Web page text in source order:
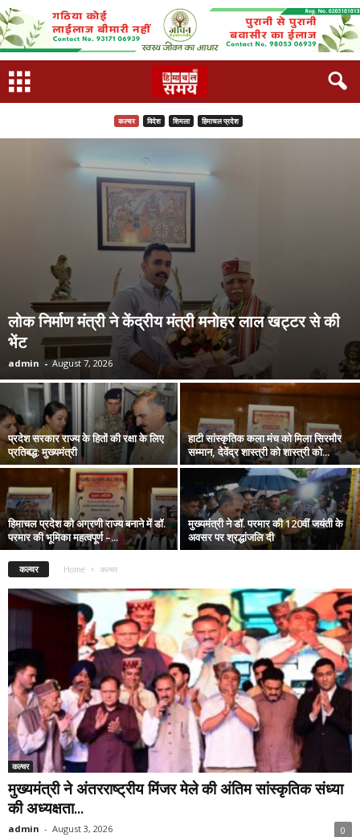
कल्चर विदेश शिमला हिमाचल प्रदेश
लोक निर्माण मंत्री ने केंद्रीय मंत्री मनोहर लाल खट्टर से की
भेंट
admin - August 7, 2026
प्रदेश सरकार राज्य के हितों की रक्षा के लिए
प्रतिबद्ध: मुख्यमंत्री
हाटी सांस्कृतिक कला मंच को मिला सिरमौर
सम्मान, देवेंद्र शास्त्री को शास्त्री को...
हिमाचल प्रदेश को अग्रणी राज्य बनाने में डॉ.
परमार की भूमिका महत्वपूर्ण –...
मुख्यमंत्री ने डॉ. परमार की 120वीं जयंती के
अवसर पर श्रद्धांजलि दी
कल्चर Home कल्चर
कल्चर
मुख्यमंत्री ने अंतरराष्ट्रीय मिंजर मेले की अंतिम सांस्कृतिक संध्या
की अध्यक्षता...
admin - August 3, 2026 0